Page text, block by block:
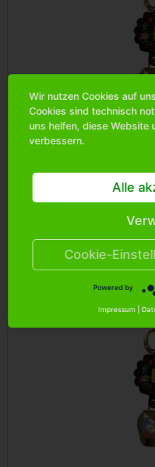
Schlüsselkette
melden Sie sich an, um
Wir nutzen Cookies auf
Cookies sind technisch
uns helfen, diese Website
verbessern.
Alle
Cookie-
Powered by
Impressum